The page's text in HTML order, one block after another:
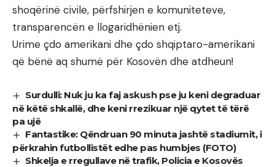
shoqërinë civile, përfshirjen e komuniteteve,
transparencën e llogaridhënien etj.
Urime çdo amerikani dhe çdo shqiptaro-amerikani
që bënë aq shumë për Kosovën dhe atdheun!
Surdulli: Nuk ju ka faj askush pse ju keni degraduar
në këtë shkallë, dhe keni rrezikuar një qytet të tërë
pa ujë
Fantastike: Qëndruan 90 minuta jashtë stadiumit, i
përkrahin futbollistët edhe pas humbjes (FOTO)
Shkelja e rregullave në trafik, Policia e Kosovës